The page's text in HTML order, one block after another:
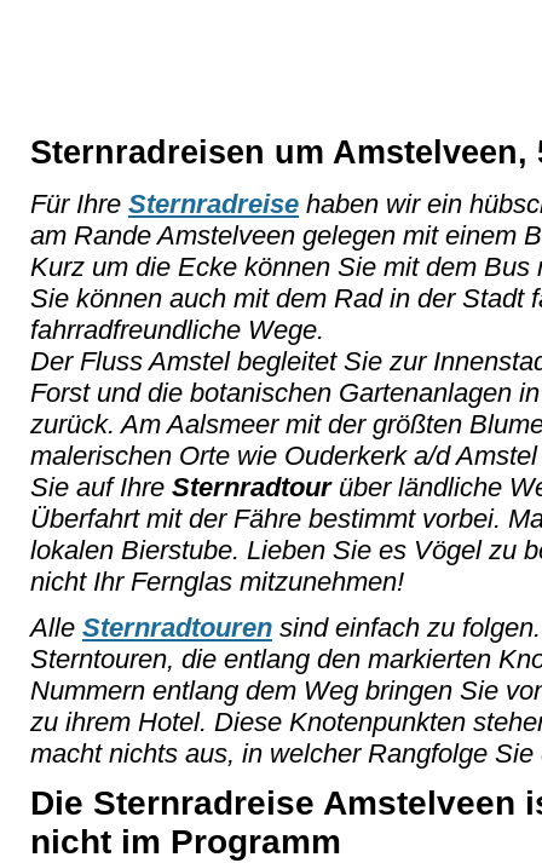
Sternradreisen um Amstelveen,
Für Ihre Sternradreise haben wir ein
am Rande Amstelveen gelegen mit einem
Kurz um die Ecke können Sie mit dem Bus
Sie können auch mit dem Rad in der Stadt
fahrradfreundliche Wege.
Der Fluss Amstel begleitet Sie zur
Forst und die botanischen Gartenanlagen
zurück. Am Aalsmeer mit der größten
malerischen Orte wie Ouderkerk a/d
Sie auf Ihre Sternradtourüber ländliche
Überfahrt mit der Fähre bestimmt vorbei.
lokalen Bierstube. Lieben Sie es Vögel zu
nicht Ihr Fernglas mitzunehmen!
Alle Sternradtouren sind einfach zu
Sterntouren, die entlang den markierten
Nummern entlang dem Weg bringen Sie
zu ihrem Hotel. Diese Knotenpunkten
macht nichts aus, in welcher Rangfolge
Die Sternradreise Amstelveen
nicht im Programm